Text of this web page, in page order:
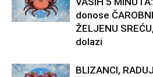
donose
ŽELJENU
dolazi
BLIZANCI,